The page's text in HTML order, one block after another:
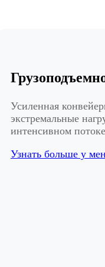
Усиленная
экстремальные
интенсивном
Узнать больше у